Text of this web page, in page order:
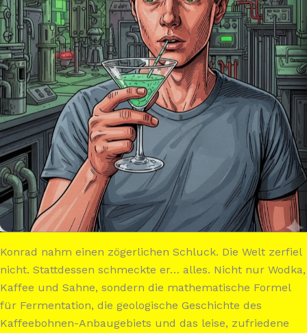
Konrad nahm einen zögerlichen Schluck. Die Welt zerfiel
nicht. Stattdessen schmeckte er… alles. Nicht nur Wodka,
Kaffee und Sahne, sondern die mathematische Formel
für Fermentation, die geologische Geschichte des
Kaffeebohnen-Anbaugebiets und das leise, zufriedene